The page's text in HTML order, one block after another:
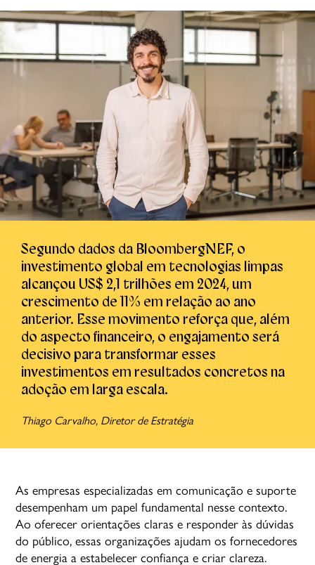
Segundo dados da BloombergNEF, o
investimento global em tecnologias limpas
alcançou US$ 2,1 trilhões em 2024, um
crescimento de 11% em relação ao ano
anterior. Esse movimento reforça que, além
do aspecto financeiro, o engajamento será
decisivo para transformar esses
investimentos em resultados concretos na
adoção em larga escala.
Thiago Carvalho, Diretor de Estratégia
As empresas especializadas em comunicação e suporte
desempenham um papel fundamental nesse contexto.
Ao oferecer orientações claras e responder às dúvidas
do público, essas organizações ajudam os fornecedores
de energia a estabelecer confiança e criar clareza.